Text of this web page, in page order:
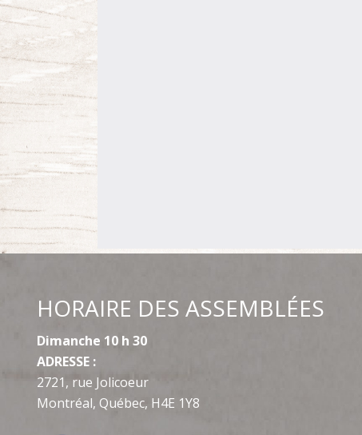
HORAIRE DES ASSEMBLÉES
Dimanche 10 h 30
ADRESSE :
2721, rue Jolicoeur
Montréal, Québec, H4E 1Y8